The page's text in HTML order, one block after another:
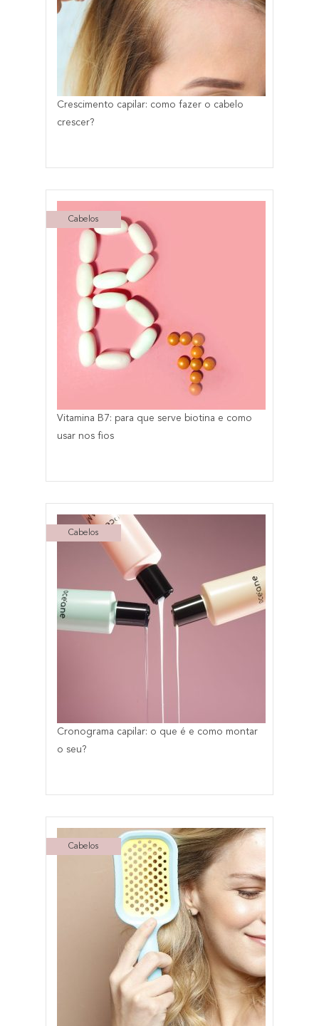
Crescimento capilar: como fazer o cabelo
crescer?
Cabelos
Vitamina B7: para que serve biotina e como
usar nos fios
Cabelos
Cronograma capilar: o que é e como montar
o seu?
Cabelos